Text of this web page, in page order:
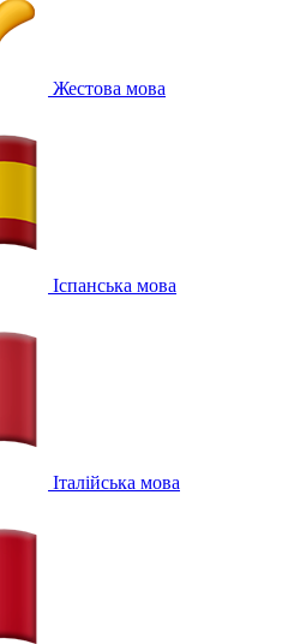
Жестова мова
Іспанська мова
Італійська мова